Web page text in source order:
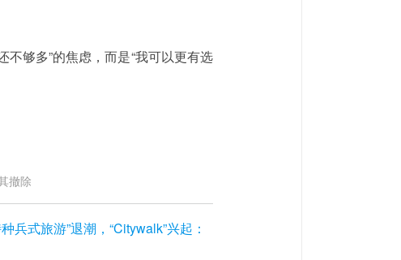
够多”的焦虑，而是“我可以更有选
撤除
兵式旅游”退潮，“Citywalk”兴起：